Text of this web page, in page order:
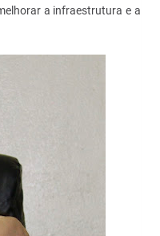
a infraestrutura e a